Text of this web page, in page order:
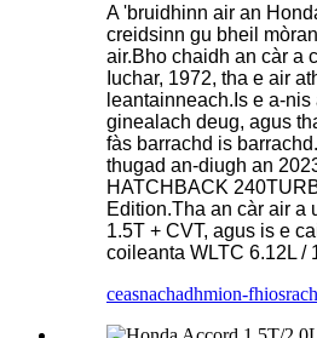
A 'bruidhinn air an
creidsinn gu bheil
air.Bho chaidh an càr a
Iuchar, 1972, tha e air
leantainneach.Is e a-nis
ginealach deug, agus
fàs barrachd is
thugad an-diugh an
HATCHBACK
Edition.Tha an càr air a
1.5T + CVT, agus is e
coileanta WLTC 6.12L /
ceasnachadhmion-